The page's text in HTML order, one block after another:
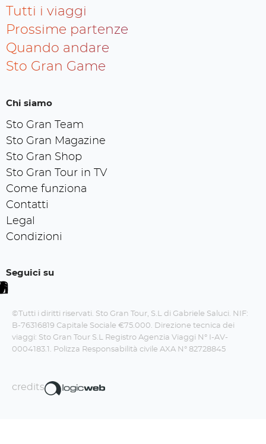
Tutti i viaggi
Prossime partenze
Quando andare
Sto Gran Game
Chi siamo
Sto Gran Team
Sto Gran Magazine
Sto Gran Shop
Sto Gran Tour in TV
Come funziona
Contatti
Legal
Condizioni
Seguici su
©Tutti i diritti riservati. Sto Gran Tour, S.L di Gabriele Saluci. NIF:
B-76316819 Capitale Sociale €75.000. Direzione tecnica dei
viaggi: Sto Gran Tour S.L Registro Agenzia Viaggi N° I-AV-
0004183.1. Polizza Responsabilità civile AXA N° 82728845
credits